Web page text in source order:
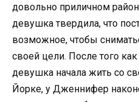
довольно приличном
девушка твердила, что
возможное, чтобы
своей цели. После того
девушка начала жить со
Йорке, у Дженнифер